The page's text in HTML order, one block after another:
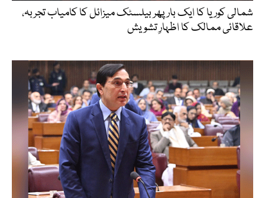
شمالی کوریا کا ایک بار پھر بیلسٹک میزائل کا کامیاب تجربہ،
علاقائی ممالک کا اظہارِ تشویش